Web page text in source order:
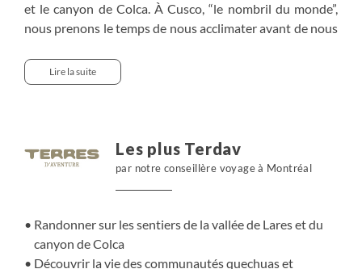
et le canyon de Colca. À Cusco, “le nombril du monde”,
nous prenons le temps de nous acclimater avant de nous
accompagnés de nos lamas, la Pachamama en toile de
fond et le sentiment d’être au cœur des Andes vivantes.
apprécier leur hospitalité simple. Nous nous régalons de
produits issus d'une agriculture biologique nourrie de
loin, le canyon de Colca dévoile ses falaises vertigineuses
: nous y randonnons trois jours, sous le vol des condors.
Enfin, Arequipa, la “ville blanche”, nous enveloppe dans
Lire la suite
Les plus Terdav
par notre conseillère voyage à Montréal
Randonner sur les sentiers de la vallée de Lares et du
canyon de Colca
Découvrir la vie des communautés quechuas et